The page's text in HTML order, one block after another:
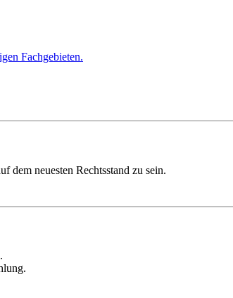
Fachgebieten.
dem neuesten Rechtsstand zu sein.